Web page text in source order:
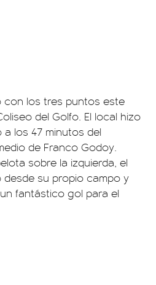
con los tres puntos este
del Golfo. El local hizo
los 47 minutos del
de Franco Godoy.
sobre la izquierda, el
su propio campo y
fantástico gol para el